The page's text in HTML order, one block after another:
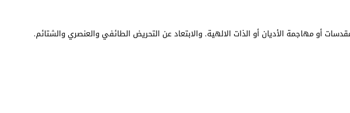
أو مهاجمة الأديان أو الذات الالهية. والابتعاد عن التحريض الطائفي والعنصري والشتائم.